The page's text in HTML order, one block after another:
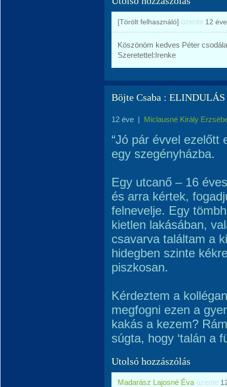
[Törölt felhasználó] üzente 12 éve
Köszönöm kedves Péter
Szeretettel:Irenke
Böjte Csaba : ELINDULÁS
12 éve | Miclausné Király
“Jó pár évvel ezelőtt
egy szegényházba.
Egy utcanő – 16
és arra kértek,
felnevelje. Egy
kietlen lakásában,
csavarva találtam a
hidegben szinte
piszkosan.
Kérdeztem a
megfogni ezen a
kakás a kezem?
súgta, hogy ‘talán a
Utolsó hozzászólás
Madarász Lajosné Éva üzente